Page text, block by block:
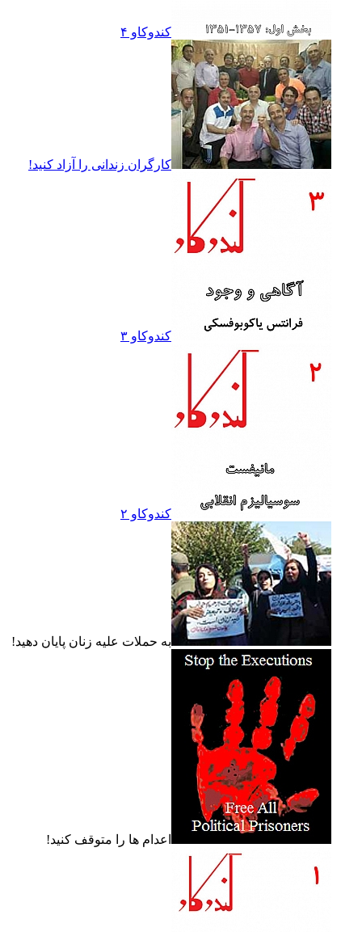
کندوکاو ۴
کارگران زندانى را آزاد کنيد!
کندوکاو ۳
کندوکاو ۲
به حملات عليه زنان پايان دهيد!
اعدام ها را متوقف کنيد!